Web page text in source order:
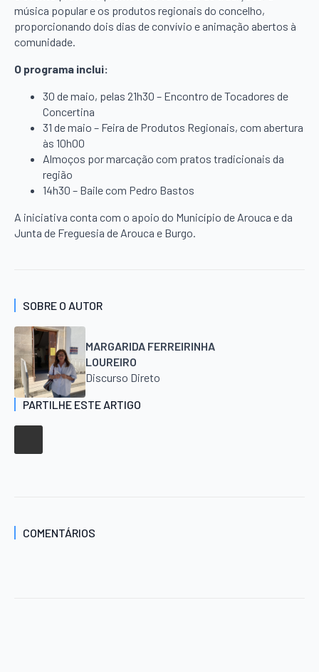
música popular e os produtos regionais do concelho,
proporcionando dois dias de convívio e animação abertos à
comunidade.
O programa inclui:
30 de maio, pelas 21h30 – Encontro de Tocadores de
Concertina
31 de maio – Feira de Produtos Regionais, com abertura
às 10h00
Almoços por marcação com pratos tradicionais da
região
14h30 – Baile com Pedro Bastos
A iniciativa conta com o apoio do Município de Arouca e da
Junta de Freguesia de Arouca e Burgo.
SOBRE O AUTOR
MARGARIDA FERREIRINHA
LOUREIRO
Discurso Direto
PARTILHE ESTE ARTIGO
COMENTÁRIOS